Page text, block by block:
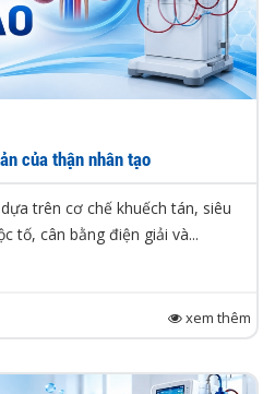
của thận nhân tạo
trên cơ chế khuếch tán, siêu
tố, cân bằng điện giải và...
xem thêm